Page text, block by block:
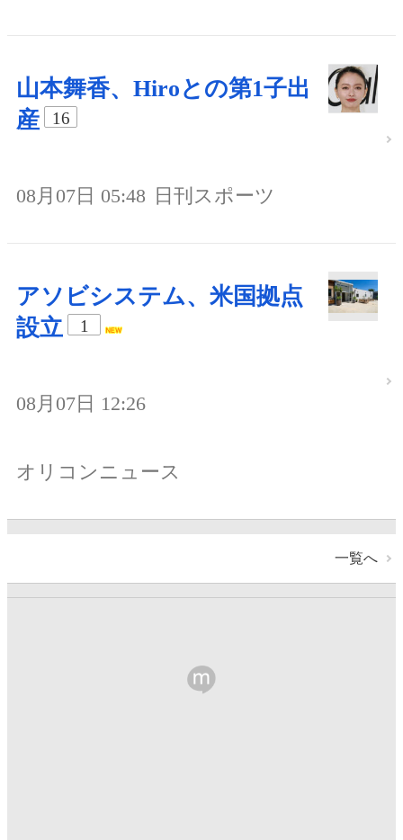
山本舞香、Hiroとの第1子出
産
16
08月07日 05:48 日刊スポーツ
アソビシステム、米国拠点
設立
1
08月07日 12:26
オリコンニュース
一覧へ